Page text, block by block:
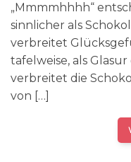
„Mmmmhhhh“
sinnlicher als
verbreitet
tafelweise, als
verbreitet die
von […]